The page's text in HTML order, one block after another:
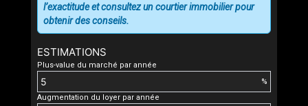
ESTIMATIONS
Plus-value du marché par année
%
Augmentation du loyer par année
l’exactitude et consultez un courtier immobilier pour
obtenir des conseils.